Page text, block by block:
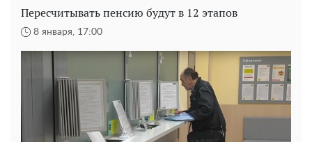
Пересчитывать пенсию будут в 12 этапов
8 января, 17:00